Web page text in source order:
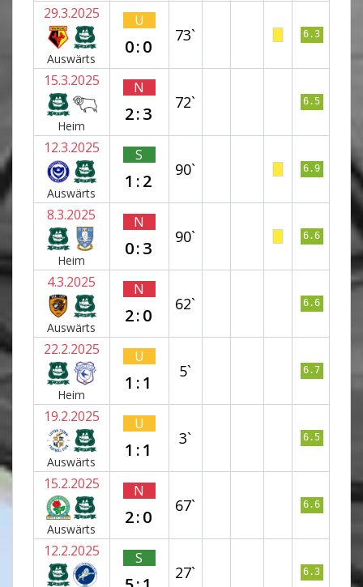
29.3.2025
Auswärts
U
0:0
73` 6.3
15.3.2025
Heim
N
2:3
72` 6.5
12.3.2025
Auswärts
S
1:2
90` 6.9
8.3.2025
Heim
N
0:3
90` 6.6
4.3.2025
Auswärts
N
2:0
62` 6.6
22.2.2025
Heim
U
1:1
5` 6.7
19.2.2025
Auswärts
U
1:1
3` 6.5
15.2.2025
Auswärts
N
2:0
67` 6.6
12.2.2025 S
27` 6.3